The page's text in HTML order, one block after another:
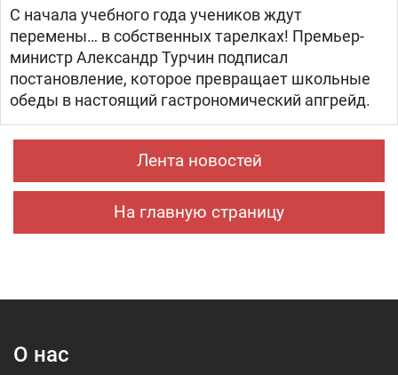
С начала учебного года учеников ждут
перемены… в собственных тарелках! Премьер-
министр Александр Турчин подписал
постановление, которое превращает школьные
обеды в настоящий гастрономический апгрейд.
Лента новостей
На главную страницу
О нас